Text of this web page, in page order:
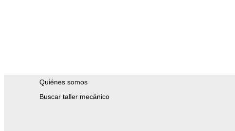
Quiénes somos
Buscar taller mecánico